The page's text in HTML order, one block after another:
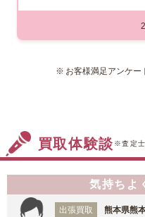
山鹿
依頼
こち
使用感がございまし
れなどはございませ
態の良さや、中古市
ることを考慮し、お
した。このたびは福
お客様満足アンケ
買取体験談 ※査定士
気持ちよ
出張買取 熊本県熊